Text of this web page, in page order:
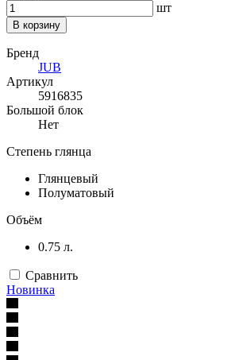
шт
В корзину
Бренд
JUB
Артикул
5916835
Большой блок
Нет
Степень глянца
Глянцевый
Полуматовый
Объём
0.75 л.
Сравнить
Новинка